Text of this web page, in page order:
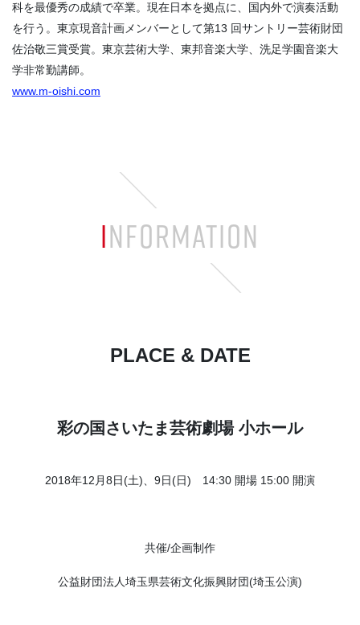
科を最優秀の成績で卒業。現在日本を拠点に、国内外で演奏活動
を行う。東京現音計画メンバーとして第13 回サントリー芸術財団
佐治敬三賞受賞。東京芸術大学、東邦音楽大学、洗足学園音楽大
学非常勤講師。
www.m-oishi.com
INFORMATION
PLACE & DATE
彩の国さいたま芸術劇場 小ホール
2018年12月8日(土)、9日(日) 14:30 開場 15:00 開演
共催/企画制作
公益財団法人埼玉県芸術文化振興財団(埼玉公演)